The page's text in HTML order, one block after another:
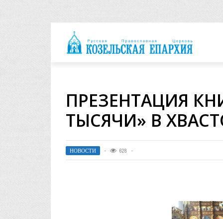
ПРЕЗЕНТАЦИЯ
ТЫСЯЧИ» В
НОВОСТИ 628